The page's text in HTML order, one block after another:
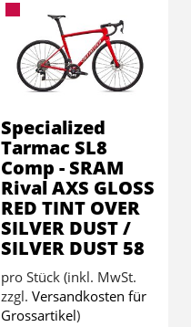
Specialized
Tarmac SL8
Comp - SRAM
Rival AXS GLOSS
RED TINT OVER
SILVER DUST /
SILVER DUST 58
pro Stück (inkl. MwSt.
zzgl. Versandkosten für
Grossartikel)